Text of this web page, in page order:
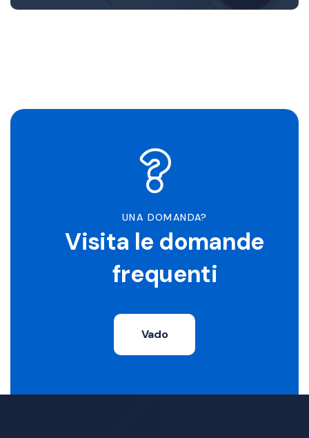
UNA DOMANDA?
Visita le domande
frequenti
Vado